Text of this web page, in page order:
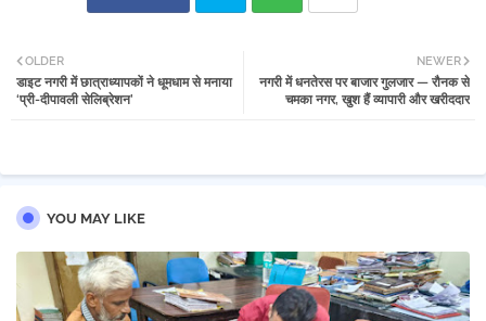
tter atsa
NEWER
नगरी में धनतेरस पर बाजार गुलजार — रौनक से
चमका नगर, खुश हैं व्यापारी और खरीददार
OLDER
डाइट नगरी में छात्राध्यापकों ने धूमधाम से मनाया
‘प्री-दीपावली सेलिब्रेशन’
YOU MAY LIKE